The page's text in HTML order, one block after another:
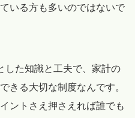
いる方も多いのではないで
した知識と工夫で、家計の
きる大切な制度なんです。
ントさえ押さえれば誰でも